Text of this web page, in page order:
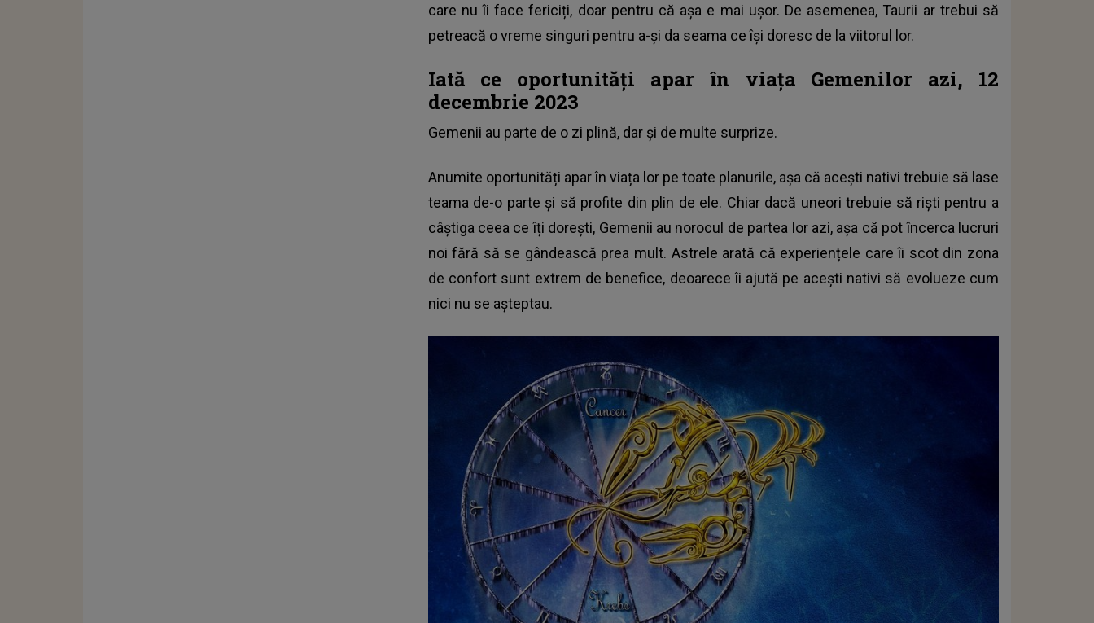
care nu îi face fericiți, doar pentru că așa e mai ușor. De asemenea, Taurii ar trebui să
petreacă o vreme singuri pentru a-și da seama ce își doresc de la viitorul lor.
Iată ce oportunități apar în viața Gemenilor azi, 12
decembrie 2023
Gemenii au parte de o zi plină, dar și de multe surprize.
Anumite oportunități apar în viața lor pe toate planurile, așa că acești nativi trebuie să lase
teama de-o parte și să profite din plin de ele. Chiar dacă uneori trebuie să riști pentru a
câștiga ceea ce îți dorești, Gemenii au norocul de partea lor azi, așa că pot încerca lucruri
noi fără să se gândească prea mult. Astrele arată că experiențele care îi scot din zona
de confort sunt extrem de benefice, deoarece îi ajută pe acești nativi să evolueze cum
nici nu se așteptau.